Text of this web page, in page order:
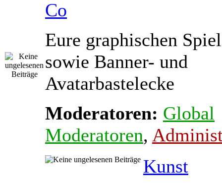
Co
Eure graphischen
sowie Banner- und
Avatarbastelecke
Moderatoren: Global
Moderatoren,
Kunst